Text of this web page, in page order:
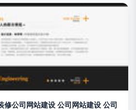
修公司网站建设 公司网站建设 公司